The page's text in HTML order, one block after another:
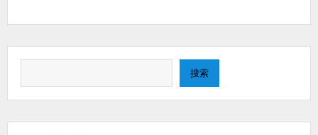
搜索